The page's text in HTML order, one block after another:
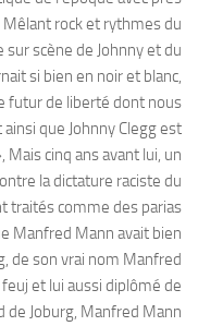
rock et rythmes du
sur scène de Johnny et du
si bien en noir et blanc,
futur de liberté dont nous
ainsi que Johnny Clegg est
cinq ans avant lui, un
la dictature raciste du
traités comme des parias
Manfred Mann avait bien
de son vrai nom Manfred
feuj et lui aussi diplômé de
Joburg, Manfred Mann